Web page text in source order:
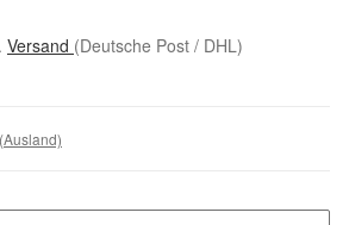
Versand (Deutsche Post / DHL)
(Ausland)